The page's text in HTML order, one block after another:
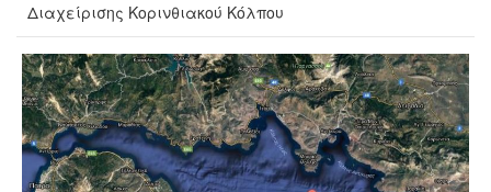
Διαχείρισης Κορινθιακού Κόλπου